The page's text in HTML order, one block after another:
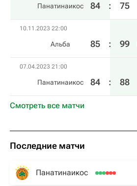
Панатинаикос 84 : 75
10.11.2023 22:00
Альба 85 : 99
07.04.2023 21:00
Панатинаикос 84 : 88
Смотреть все матчи
Последние матчи
Панатинаикос